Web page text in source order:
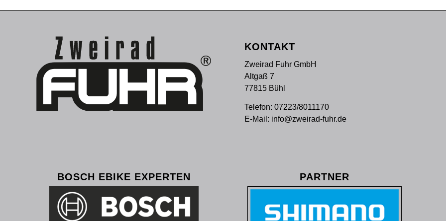
KONTAKT
Zweirad Fuhr GmbH
Altgaß 7
77815 Bühl
Telefon: 07223/8011170
E-Mail: info@zweirad-fuhr.de
BOSCH EBIKE EXPERTEN PARTNER